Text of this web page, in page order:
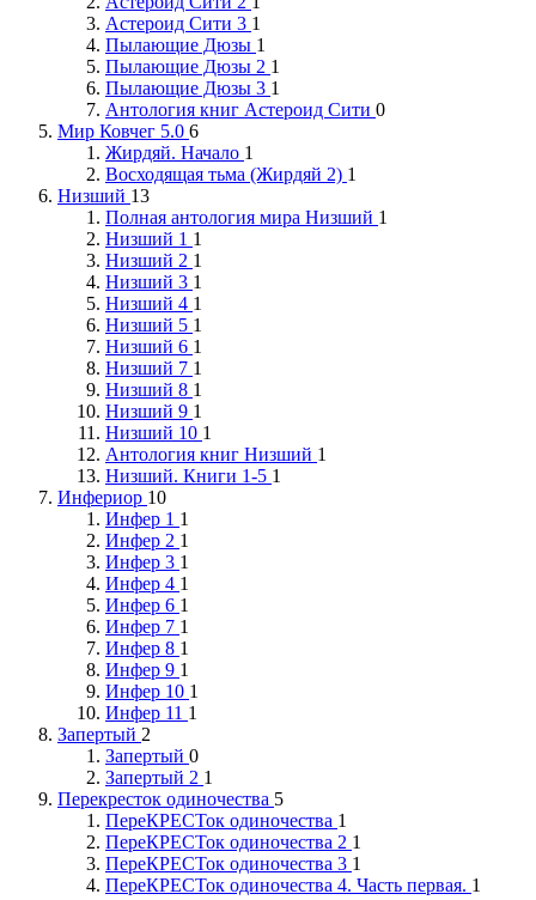
Астероид Сити 3 1
Пылающие Дюзы 1
Пылающие Дюзы 2 1
Пылающие Дюзы 3 1
Антология книг Астероид Сити 0
Мир Ковчег 5.0 6
Жирдяй. Начало 1
Восходящая тьма (Жирдяй 2) 1
Низший 13
Полная антология мира Низший 1
Низший 1 1
Низший 2 1
Низший 3 1
Низший 4 1
Низший 5 1
Низший 6 1
Низший 7 1
Низший 8 1
Низший 9 1
Низший 10 1
Антология книг Низший 1
Низший. Книги 1-5 1
Инфериор 10
Инфер 1 1
Инфер 2 1
Инфер 3 1
Инфер 4 1
Инфер 6 1
Инфер 7 1
Инфер 8 1
Инфер 9 1
Инфер 10 1
Инфер 11 1
Запертый 2
Запертый 0
Запертый 2 1
Перекресток одиночества 5
ПереКРЕСТок одиночества 1
ПереКРЕСТок одиночества 2 1
ПереКРЕСТок одиночества 3 1
ПереКРЕСТок одиночества 4. Часть первая. 1